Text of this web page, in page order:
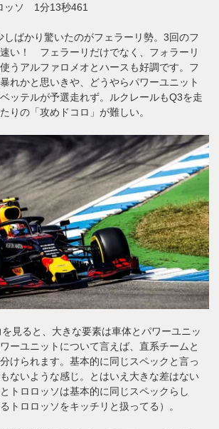
ッソ 1分13秒461
しばかり驚いたのがフェラーリ勢。3回のフ
い！ フェラーリだけでなく、フォラーリ
うアルファロメオとハースも好調です。フ
れかと思いきや、どうやらパワーユニット
ッテルが予選走れず。ルクレールもQ3を走
りの「攻めドコロ」が難しい。
見ると、大きな要素は車体とパワーユニッ
ーユニットについて言えば、直系チームと
けられます。基本的に同じスペックと言っ
ないような感じ。とはいえ大きな差はない
トロロッソは基本的に同じスペックらし
トロロッソをキッチリと扱ってる）。